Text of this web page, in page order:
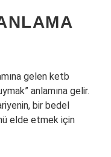
gelen ketb
anlamına gelir.
bir bedel
elde etmek için